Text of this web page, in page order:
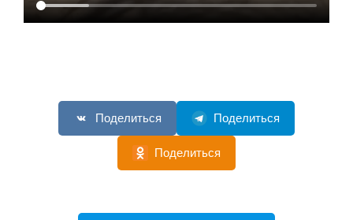
Поделиться Поделиться
Поделиться